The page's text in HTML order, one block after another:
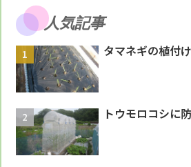
人気記事
タマネギの植付
トウモロコシに